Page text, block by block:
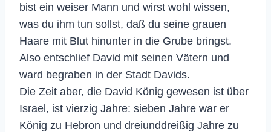
bist ein weiser Mann und wirst wohl wissen,
was du ihm tun sollst, daß du seine grauen
Haare mit Blut hinunter in die Grube bringst.
Also entschlief David mit seinen Vätern und
ward begraben in der Stadt Davids.
Die Zeit aber, die David König gewesen ist über
Israel, ist vierzig Jahre: sieben Jahre war er
König zu Hebron und dreiunddreißig Jahre zu